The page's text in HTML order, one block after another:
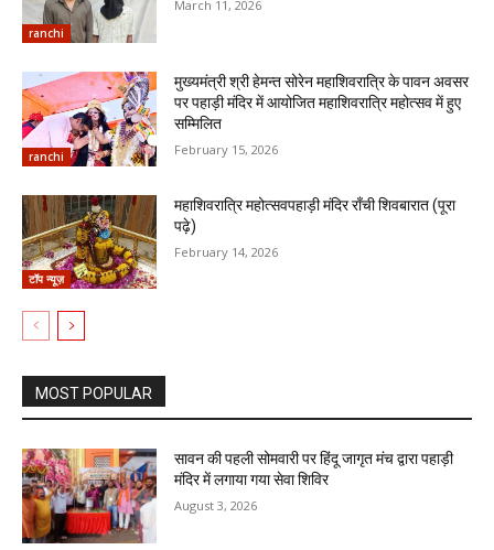
ranchi
March 11, 2026
ranchi
मुख्यमंत्री श्री हेमन्त सोरेन महाशिवरात्रि के पावन अवसर
पर पहाड़ी मंदिर में आयोजित महाशिवरात्रि महोत्सव में हुए
सम्मिलित
February 15, 2026
टॉप न्यूज़
महाशिवरात्रि महोत्सवपहाड़ी मंदिर राँची शिवबारात (पूरा
पढ़े)
February 14, 2026
MOST POPULAR
सावन की पहली सोमवारी पर हिंदू जागृत मंच द्वारा पहाड़ी
मंदिर में लगाया गया सेवा शिविर
August 3, 2026